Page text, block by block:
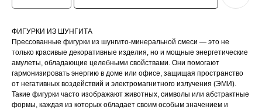
ФИГУРКИ ИЗ ШУНГИТА
Прессованные фигурки из шунгито-минеральной смеси — это не
только красивые декоративные изделия, но и мощные энергетические
амулеты, обладающие целебными свойствами. Они помогают
гармонизировать энергию в доме или офисе, защищая пространство
от негативных воздействий и электромагнитного излучения (ЭМИ).
Такие фигурки часто изображают животных, символы или абстрактные
формы, каждая из которых обладает своим особым значением и